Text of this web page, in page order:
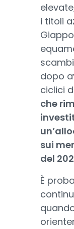
i titoli
dopo
ciclici
che
sui
del
È